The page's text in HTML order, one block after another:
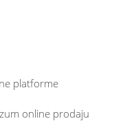
platforme
online prodaju